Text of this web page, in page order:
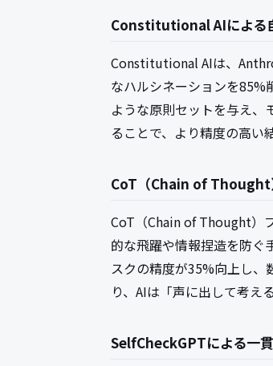
Constitutional AIによる
Constitutional AIは、
なハルシネーションを85%
ような原則セットを与え、
ることで、より精度の高い
CoT（Chain of Thought
CoT（Chain of Thought）
的な飛躍や情報捏造を防ぐ
スクの精度が35%向上し、
り、AIは「声に出して考え
SelfCheckGPTによる一